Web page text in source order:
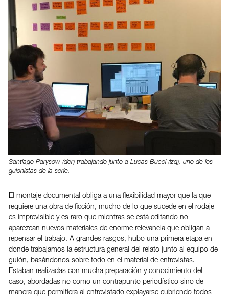
Santiago Parysow (der) trabajando junto a Lucas Bucci (izq), uno de los
guionistas de la serie.
El montaje documental obliga a una flexibilidad mayor que la que
requiere una obra de ficción, mucho de lo que sucede en el rodaje
es imprevisible y es raro que mientras se está editando no
aparezcan nuevos materiales de enorme relevancia que obligan a
repensar el trabajo. A grandes rasgos, hubo una primera etapa en
donde trabajamos la estructura general del relato junto al equipo de
guión, basándonos sobre todo en el material de entrevistas.
Estaban realizadas con mucha preparación y conocimiento del
caso, abordadas no como un contrapunto periodístico sino de
manera que permitiera al entrevistado explayarse cubriendo todos